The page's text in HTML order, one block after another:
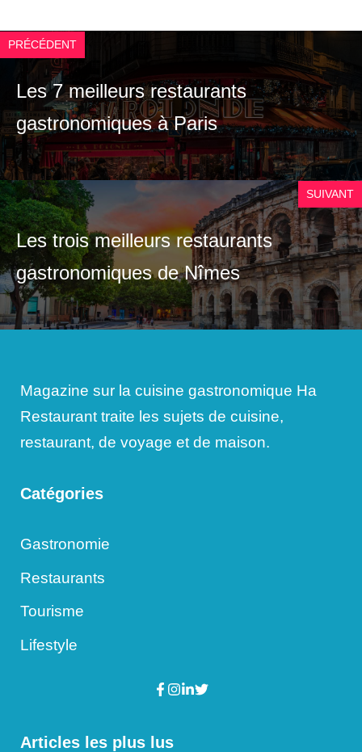
PRÉCÉDENT
Les 7 meilleurs restaurants
gastronomiques à Paris
SUIVANT
Les trois meilleurs restaurants
gastronomiques de Nîmes
Magazine sur la cuisine gastronomique Ha
Restaurant traite les sujets de cuisine,
restaurant, de voyage et de maison.
Catégories
Gastronomie
Restaurants
Tourisme
Lifestyle
Articles les plus lus